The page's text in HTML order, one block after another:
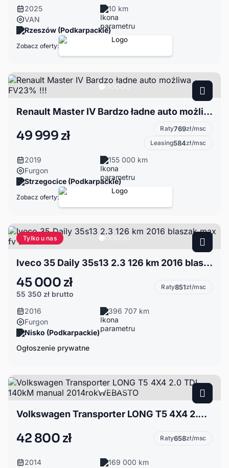
2025
10 km
VAN
Rzeszów (Podkarpackie)
Zobacz oferty:
Renault Master IV Bardzo ładne auto możliwa FV23% !!!
49 999 zł Raty769zł/msc
Leasing584zł/msc
2019
155 000 km
Furgon
Strzegocice (Podkarpackie)
Zobacz oferty:
Tylko u nas
Iveco 35 Daily 35s13 2.3 126 km 2016 blaszak max fv 23%
45 000 zł
55 350 zł brutto
Raty851zł/msc
2016
396 707 km
Furgon
Nisko (Podkarpackie)
Ogłoszenie prywatne
Volkswagen Transporter LONG T5 4X4 2.0 TDI 140kM manual 2014rokWEBASTO
42 800 zł Raty658zł/msc
2014
169 000 km